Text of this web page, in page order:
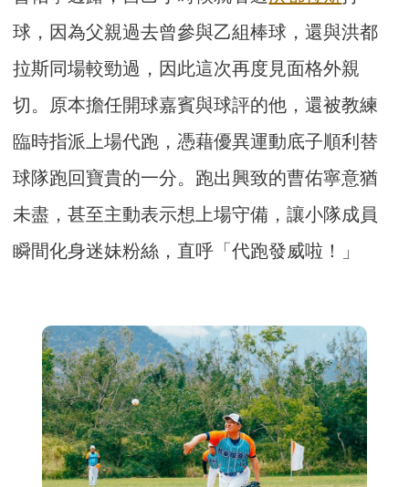
球，因為父親過去曾參與乙組棒球，還與洪都
拉斯同場較勁過，因此這次再度見面格外親
切。原本擔任開球嘉賓與球評的他，還被教練
臨時指派上場代跑，憑藉優異運動底子順利替
球隊跑回寶貴的一分。跑出興致的曹佑寧意猶
未盡，甚至主動表示想上場守備，讓小隊成員
瞬間化身迷妹粉絲，直呼「代跑發威啦！」